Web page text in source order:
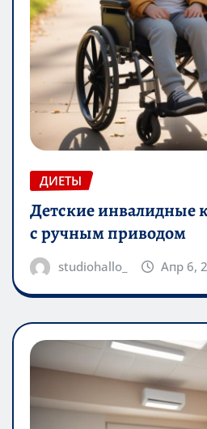
ДИЕТЫ
Детские инвалидные
с ручным приводом
studiohallo_ Апр 6,